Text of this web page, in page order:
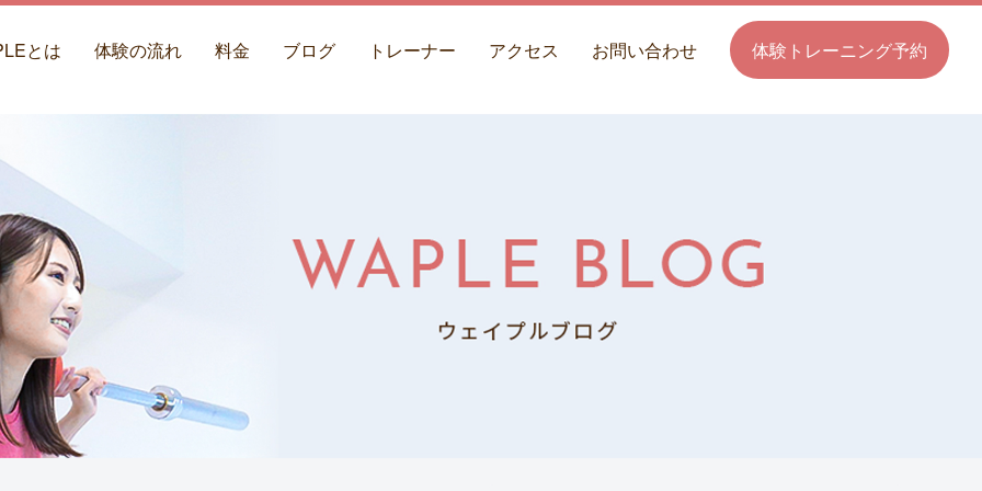
とは 体験の流れ 料金 ブログ トレーナー アクセス お問い合わせ 体験トレーニング予約